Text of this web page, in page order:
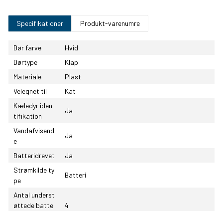
Specifikationer Produkt-varenumre
Dør farve
Hvid
Dørtype
Klap
Materiale
Plast
Velegnet til
Kat
Kæledyr iden
tifikation
Ja
Vandafvisend
e
Ja
Batteridrevet
Ja
Strømkilde ty
pe
Batteri
Antal underst
øttede batte
4